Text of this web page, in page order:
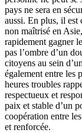
pays ne sera en
aussi. En plus, il est
non maîtrisé en
rapidement gagner
pas l’ombre d’un
citoyens au sein
également entre les
heures troubles
respectueux et
paix et stable d’un
coopération entre
et renforcée.